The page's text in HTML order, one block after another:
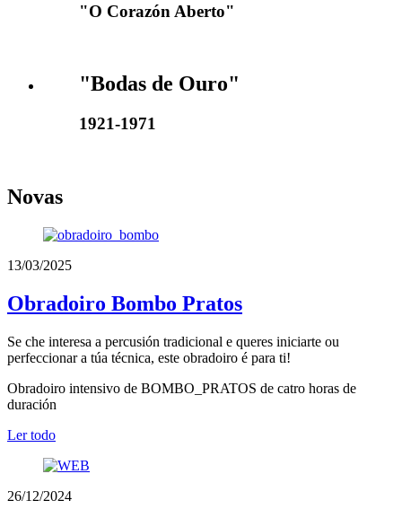
"O Corazón Aberto"
"Bodas de Ouro"
1921-1971
Novas
13/03/2025
Obradoiro Bombo Pratos
Se che interesa a percusión tradicional e queres iniciarte ou
perfeccionar a túa técnica, este obradoiro é para ti!
Obradoiro intensivo de BOMBO_PRATOS de catro horas de
duración
Ler todo
26/12/2024